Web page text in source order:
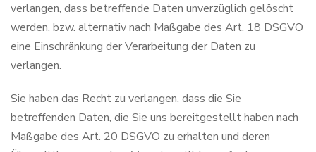
verlangen, dass betreffende Daten unverzüglich gelöscht
werden, bzw. alternativ nach Maßgabe des Art. 18 DSGVO
eine Einschränkung der Verarbeitung der Daten zu
verlangen.
Sie haben das Recht zu verlangen, dass die Sie
betreffenden Daten, die Sie uns bereitgestellt haben nach
Maßgabe des Art. 20 DSGVO zu erhalten und deren